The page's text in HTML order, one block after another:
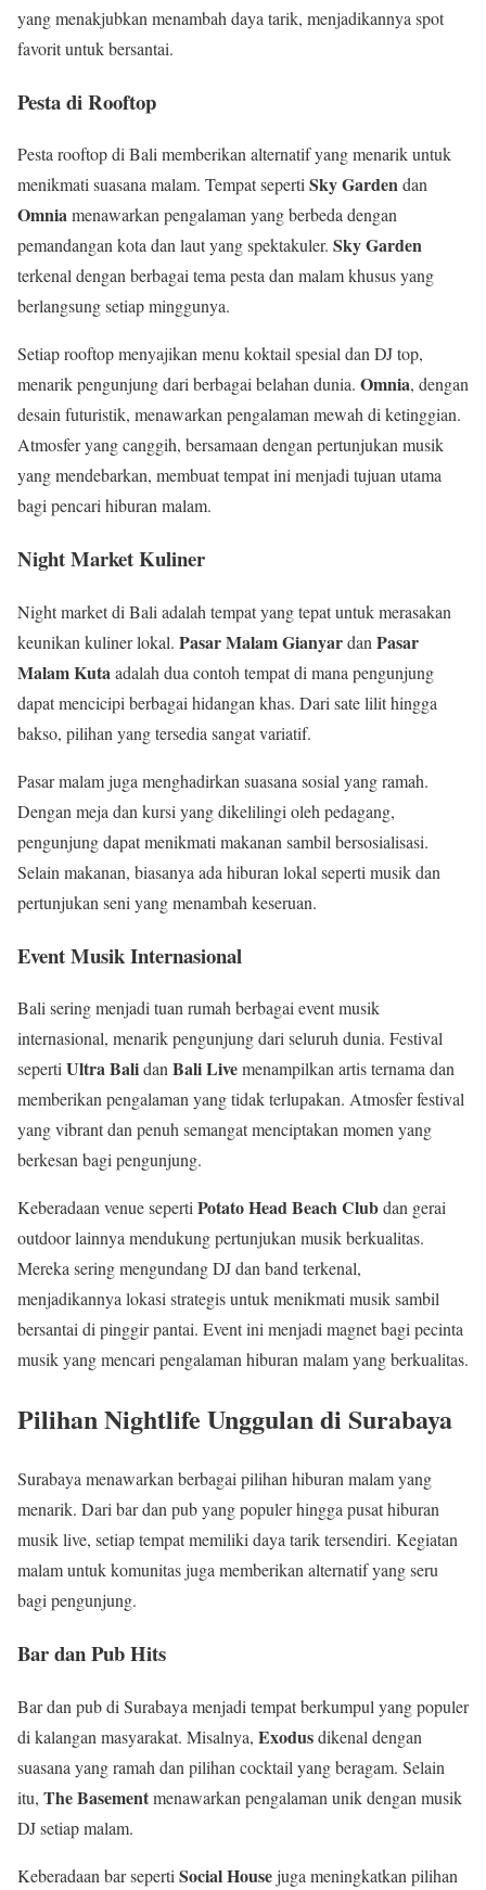
yang menakjubkan menambah daya tarik, menjadikannya spot
favorit untuk bersantai.
Pesta di Rooftop
Pesta rooftop di Bali memberikan alternatif yang menarik untuk
menikmati suasana malam. Tempat sepertiSky Gardendan
Omniamenawarkan pengalaman yang berbeda dengan
pemandangan kota dan laut yang spektakuler. Sky Garden
terkenal dengan berbagai tema pesta dan malam khusus yang
berlangsung setiap minggunya.
Setiap rooftop menyajikan menu koktail spesial dan DJ top,
menarik pengunjung dari berbagai belahan dunia. Omnia, dengan
desain futuristik, menawarkan pengalaman mewah di ketinggian.
Atmosfer yang canggih, bersamaan dengan pertunjukan musik
yang mendebarkan, membuat tempat ini menjadi tujuan utama
bagi pencari hiburan malam.
Night Market Kuliner
Night market di Bali adalah tempat yang tepat untuk merasakan
keunikan kuliner lokal. Pasar Malam Gianyardan Pasar
Malam Kutaadalah dua contoh tempat di mana pengunjung
dapat mencicipi berbagai hidangan khas. Dari sate lilit hingga
bakso, pilihan yang tersedia sangat variatif.
Pasar malam juga menghadirkan suasana sosial yang ramah.
Dengan meja dan kursi yang dikelilingi oleh pedagang,
pengunjung dapat menikmati makanan sambil bersosialisasi.
Selain makanan, biasanya ada hiburan lokal seperti musik dan
pertunjukan seni yang menambah keseruan.
Event Musik Internasional
Bali sering menjadi tuan rumah berbagai event musik
internasional, menarik pengunjung dari seluruh dunia. Festival
sepertiUltra BalidanBali Livemenampilkan artis ternama dan
memberikan pengalaman yang tidak terlupakan. Atmosfer festival
yang vibrant dan penuh semangat menciptakan momen yang
berkesan bagi pengunjung.
Keberadaan venue sepertiPotato Head Beach Clubdan gerai
outdoor lainnya mendukung pertunjukan musik berkualitas.
Mereka sering mengundang DJ dan band terkenal,
menjadikannya lokasi strategis untuk menikmati musik sambil
bersantai di pinggir pantai. Event ini menjadi magnet bagi pecinta
musik yang mencari pengalaman hiburan malam yang berkualitas.
Pilihan Nightlife Unggulan di Surabaya
Surabaya menawarkan berbagai pilihan hiburan malam yang
menarik. Dari bar dan pub yang populer hingga pusat hiburan
musik live, setiap tempat memiliki daya tarik tersendiri. Kegiatan
malam untuk komunitas juga memberikan alternatif yang seru
bagi pengunjung.
Bar dan Pub Hits
Bar dan pub di Surabaya menjadi tempat berkumpul yang populer
di kalangan masyarakat. Misalnya, Exodusdikenal dengan
suasana yang ramah dan pilihan cocktail yang beragam. Selain
itu, The Basementmenawarkan pengalaman unik dengan musik
DJ setiap malam.
Keberadaan bar seperti Social Housejuga meningkatkan pilihan